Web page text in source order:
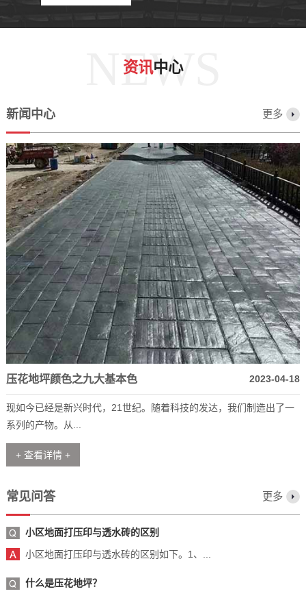
NEWS
资讯中心
新闻中心 更多
压花地坪颜色之九大基本色 2023-04-18
现如今已经是新兴时代，21世纪。随着科技的发达，我们制造出了一
系列的产物。从...
+ 查看详情 +
常见问答 更多
小区地面打压印与透水砖的区别
小区地面打压印与透水砖的区别如下。1、...
什么是压花地坪？